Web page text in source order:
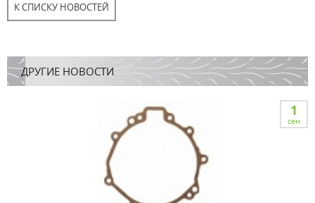
К СПИСКУ НОВОСТЕЙ
ДРУГИЕ НОВОСТИ
1
сен